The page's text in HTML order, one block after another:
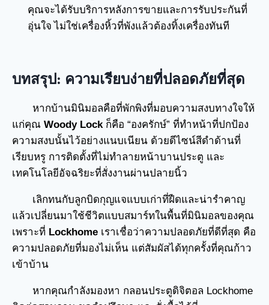
คุณจะได้รับบริการหลังการขายและการรับประกันที่
อุ่นใจ ไม่ใช่เครื่องหิ้วที่พังแล้วต้องทิ้งเครื่องทันที
บทสรุป: ความเรียบง่ายที่ปลอดภัยที่สุด
หากบ้านมินิมอลคือที่พักพิงที่มอบความสงบทางใจให้
แก่คุณ Woody Lockก็คือ “องครักษ์” ที่ทำหน้าที่ปกป้อง
ความสงบนั้นไว้อย่างแนบเนียน ด้วยดีไซน์สีดำด้านที่
เรียบหรู การติดตั้งที่ไม่ทำลายหน้าบานประตู และ
เทคโนโลยีอัจฉริยะที่สั่งงานผ่านปลายนิ้ว
เลิกทนกับลูกบิดกุญแจแบบเก่าที่ฝืดและน่ารำคาญ
แล้วเปลี่ยนมาใช้ชีวิตแบบสมาร์ทในพื้นที่มินิมอลของคุณ
เพราะที่ Lockhome เราเชื่อว่าความปลอดภัยที่ดีที่สุด คือ
ความปลอดภัยที่มองไม่เห็น แต่สัมผัสได้ทุกครั้งที่คุณก้าว
เข้าบ้าน
หากคุณกำลังมองหา กลอนประตูดิจิตอล Lockhome